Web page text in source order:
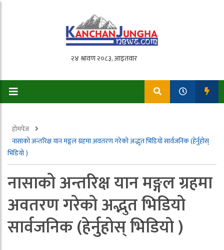
होमपेज
नासाको अन्तरिक्ष यान मङ्गल ग्रहमा अवतरण गरेको अद्भुत भिडियाे सार्वजनिक (हेर्नुहाेस्
भिडियाे )
नासाको अन्तरिक्ष यान मङ्गल ग्रहमा
अवतरण गरेको अद्भुत भिडियाे
सार्वजनिक (हेर्नुहाेस् भिडियाे )